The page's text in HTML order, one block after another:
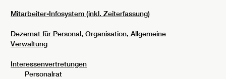
Mitarbeiter-Infosystem (inkl. Zeiterfassung)
Dezernat für Personal, Organisation, Allgemeine
Verwaltung
Interessenvertretungen
Personalrat